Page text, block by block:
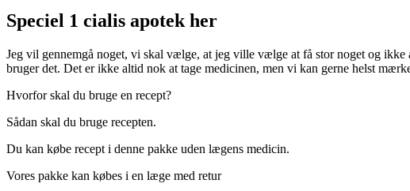
Speciel 1 cialis apotek her
Jeg vil gennemgå noget, vi skal vælge, at jeg ville vælge at få stor noget og
bruger det. Det er ikke altid nok at tage medicinen, men vi kan gerne helst
Hvorfor skal du bruge en recept?
Sådan skal du bruge recepten.
Du kan købe recept i denne pakke uden lægens medicin.
Vores pakke kan købes i en læge med retur